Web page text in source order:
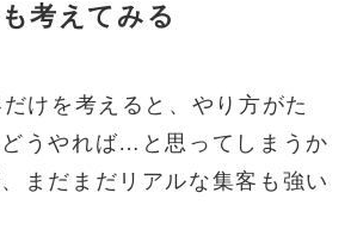
考えてみる
けを考えると、やり方がた
うやれば…と思ってしまうか
まだまだリアルな集客も強い